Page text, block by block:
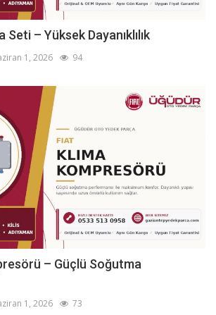
Seti – Yüksek Dayanıklılık
1, 2026 94
– Güçlü Soğutma
1, 2026 73